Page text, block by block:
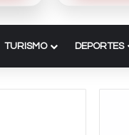
TURISMO DEPORTES